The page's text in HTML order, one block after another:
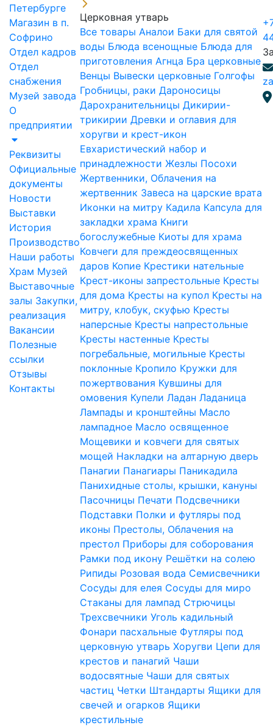
Петербурге
Магазин в п.
Софрино
Отдел кадров
Отдел
снабжения
Музей завода
О
предприятии
Реквизиты
Официальные
документы
Новости
Выставки
История
Производство
Наши работы
Храм Музей
Выставочные
залы Закупки,
реализация
Вакансии
Полезные
ссылки
Отзывы
Контакты
Церковная утварь
Все товары Аналои Баки для святой
воды Блюда всенощные Блюда для
приготовления Агнца Бра церковные
Венцы Вывески церковные Голгофы
Гробницы, раки Дароносицы
Дарохранительницы Дикирии-
трикирии Древки и оглавия для
хоругви и крест-икон
Евхаристический набор и
принадлежности Жезлы Посохи
Жертвенники, Облачения на
жертвенник Завеса на царские врата
Иконки на митру Кадила Капсула для
закладки храма Книги
богослужебные Киоты для храма
Ковчеги для преждеосвященных
даров Копие Крестики нательные
Крест-иконы запрестольные Кресты
для дома Кресты на купол Кресты на
митру, клобук, скуфью Кресты
наперсные Кресты напрестольные
Кресты настенные Кресты
погребальные, могильные Кресты
поклонные Кропило Кружки для
пожертвования Кувшины для
омовения Купели Ладан Ладаница
Лампады и кронштейны Масло
лампадное Масло освященное
Мощевики и ковчеги для святых
мощей Накладки на алтарную дверь
Панагии Панагиары Паникадила
Панихидные столы, крышки, кануны
Пасочницы Печати Подсвечники
Подставки Полки и футляры под
иконы Престолы, Облачения на
престол Приборы для соборования
Рамки под икону Решётки на солею
Рипиды Розовая вода Семисвечники
Сосуды для елея Сосуды для миро
Стаканы для лампад Стрючицы
Трехсвечники Уголь кадильный
Фонари пасхальные Футляры под
церковную утварь Хоругви Цепи для
крестов и панагий Чаши
водосвятные Чаши для святых
частиц Четки Штандарты Ящики для
свечей и огарков Ящики
крестильные